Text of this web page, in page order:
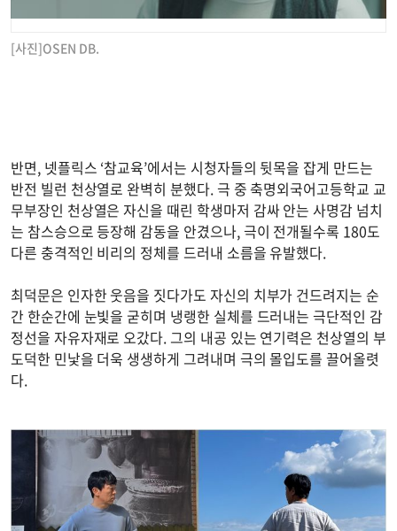
[사진]OSEN DB.
반면, 넷플릭스 ‘참교육’에서는 시청자들의 뒷목을 잡게 만드는
반전 빌런 천상열로 완벽히 분했다. 극 중 축명외국어고등학교 교
무부장인 천상열은 자신을 때린 학생마저 감싸 안는 사명감 넘치
는 참스승으로 등장해 감동을 안겼으나, 극이 전개될수록 180도
다른 충격적인 비리의 정체를 드러내 소름을 유발했다.
최덕문은 인자한 웃음을 짓다가도 자신의 치부가 건드려지는 순
간 한순간에 눈빛을 굳히며 냉랭한 실체를 드러내는 극단적인 감
정선을 자유자재로 오갔다. 그의 내공 있는 연기력은 천상열의 부
도덕한 민낯을 더욱 생생하게 그려내며 극의 몰입도를 끌어올렷
다.